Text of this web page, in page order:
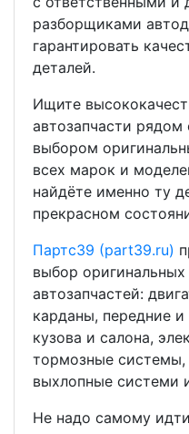
разборщиками
гарантировать
деталей.
Ищите
автозапчасти
выбором
всех марок и
найдёте именно ту
прекрасном
Партс39 (part39.ru)
выбор
автозапчастей:
карданы, передние
кузова и салона,
тормозные
выхлопные системи
Не надо самому